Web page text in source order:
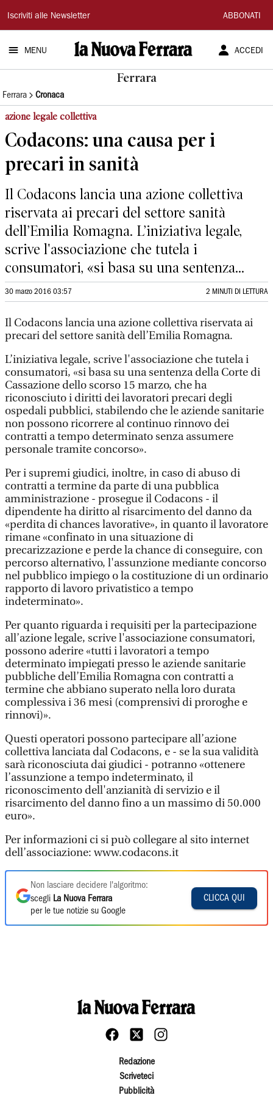
La
Nuova
Ferrara
Iscriviti alle Newsletter ABBONATI
MENU ACCEDI
Ferrara
Ferrara Cronaca
azione legale collettiva
Codacons: una causa per i
precari in sanità
Il Codacons lancia una azione collettiva
riservata ai precari del settore sanità
dell’Emilia Romagna. L’iniziativa legale,
scrive l'associazione che tutela i
consumatori, «si basa su una sentenza...
30 marzo 2016 03:57 2 MINUTI DI LETTURA
Il Codacons lancia una azione collettiva riservata ai
precari del settore sanità dell’Emilia Romagna.
L’iniziativa legale, scrive l'associazione che tutela i
consumatori, «si basa su una sentenza della Corte di
Cassazione dello scorso 15 marzo, che ha
riconosciuto i diritti dei lavoratori precari degli
ospedali pubblici, stabilendo che le aziende sanitarie
non possono ricorrere al continuo rinnovo dei
contratti a tempo determinato senza assumere
personale tramite concorso».
Per i supremi giudici, inoltre, in caso di abuso di
contratti a termine da parte di una pubblica
amministrazione - prosegue il Codacons - il
dipendente ha diritto al risarcimento del danno da
«perdita di chances lavorative», in quanto il lavoratore
rimane «confinato in una situazione di
precarizzazione e perde la chance di conseguire, con
percorso alternativo, l'assunzione mediante concorso
nel pubblico impiego o la costituzione di un ordinario
rapporto di lavoro privatistico a tempo
indeterminato».
Per quanto riguarda i requisiti per la partecipazione
all’azione legale, scrive l'associazione consumatori,
possono aderire «tutti i lavoratori a tempo
determinato impiegati presso le aziende sanitarie
pubbliche dell’Emilia Romagna con contratti a
termine che abbiano superato nella loro durata
complessiva i 36 mesi (comprensivi di proroghe e
rinnovi)».
Questi operatori possono partecipare all’azione
collettiva lanciata dal Codacons, e - se la sua validità
sarà riconosciuta dai giudici - potranno «ottenere
l’assunzione a tempo indeterminato, il
riconoscimento dell'anzianità di servizio e il
risarcimento del danno fino a un massimo di 50.000
euro».
Per informazioni ci si può collegare al sito internet
dell’associazione: www.codacons.it
Non lasciare decidere l'algoritmo:
scegli La Nuova Ferrara
per le tue notizie su Google
CLICCA QUI
Redazione
Scriveteci
Pubblicità